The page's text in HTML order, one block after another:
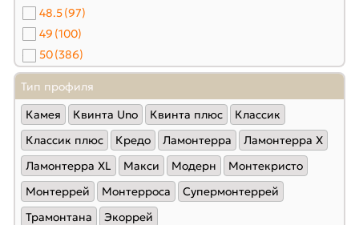
48.5(97)
49 (100)
50(386)
54(101)
55(98)
59(99)
60(99)
67(102)
72(100)
77(100)
Тип профиля
Камея
Квинта Uno Квинта плюс
Классик
Классик плюс
Кредо Ламонтерра
Ламонтерра X
Ламонтерра XL
Макси Модерн
Монтекристо
Монтеррей
Монтерроса
Супермонтеррей
Трамонтана
Экоррей